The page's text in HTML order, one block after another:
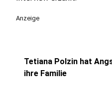
Anzeige
Tetiana Polzin hat
ihre Familie